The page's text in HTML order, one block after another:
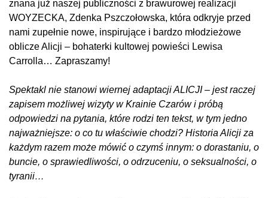
znana już naszej publiczności z brawurowej realizacji
WOYZECKA, Zdenka Pszczołowska, która odkryje przed
nami zupełnie nowe, inspirujące i bardzo młodzieżowe
oblicze Alicji – bohaterki kultowej powieści Lewisa
Carrolla… Zapraszamy!
Spektakl nie stanowi wiernej adaptacji ALICJI – jest raczej
zapisem możliwej wizyty w Krainie Czarów i próbą
odpowiedzi na pytania, które rodzi ten tekst, w tym jedno
najważniejsze: o co tu właściwie chodzi? Historia Alicji za
każdym razem może mówić o czymś innym: o dorastaniu, o
buncie, o sprawiedliwości, o odrzuceniu, o seksualności, o
tyranii…